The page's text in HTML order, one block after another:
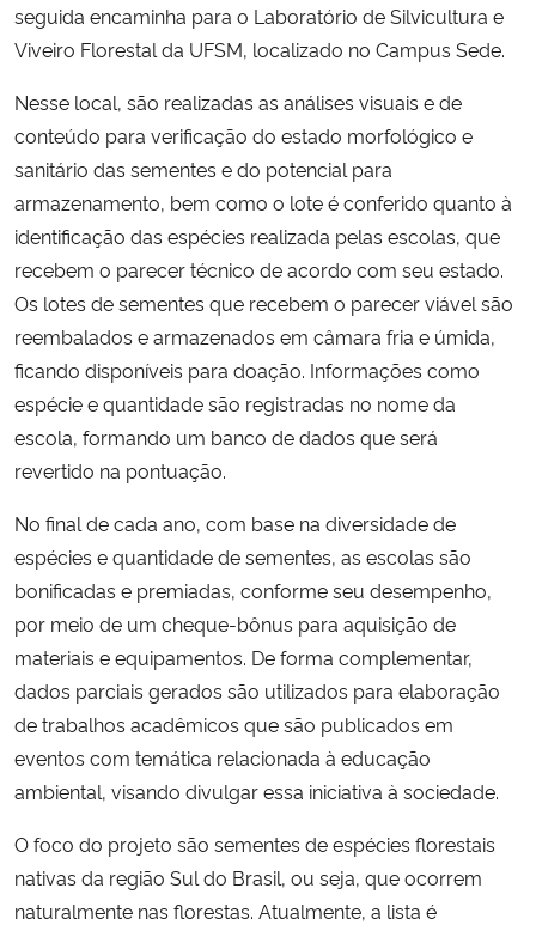
seguida encaminha para o Laboratório de Silvicultura e
Viveiro Florestal da UFSM, localizado no Campus Sede.
Nesse local, são realizadas as análises visuais e de
conteúdo para verificação do estado morfológico e
sanitário das sementes e do potencial para
armazenamento, bem como o lote é conferido quanto à
identificação das espécies realizada pelas escolas, que
recebem o parecer técnico de acordo com seu estado.
Os lotes de sementes que recebem o parecer viável são
reembalados e armazenados em câmara fria e úmida,
ficando disponíveis para doação. Informações como
espécie e quantidade são registradas no nome da
escola, formando um banco de dados que será
revertido na pontuação.
No final de cada ano, com base na diversidade de
espécies e quantidade de sementes, as escolas são
bonificadas e premiadas, conforme seu desempenho,
por meio de um cheque-bônus para aquisição de
materiais e equipamentos. De forma complementar,
dados parciais gerados são utilizados para elaboração
de trabalhos acadêmicos que são publicados em
eventos com temática relacionada à educação
ambiental, visando divulgar essa iniciativa à sociedade.
O foco do projeto são sementes de espécies florestais
nativas da região Sul do Brasil, ou seja, que ocorrem
naturalmente nas florestas. Atualmente, a lista é